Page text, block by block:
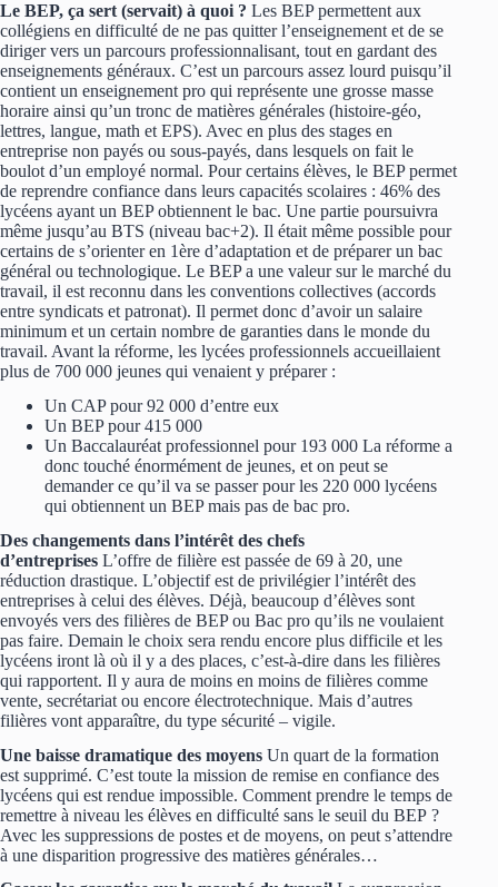
Le BEP, ça sert (servait) à quoi ? Les BEP permettent aux
collégiens en difficulté de ne pas quitter l’enseignement et de se
diriger vers un parcours professionnalisant, tout en gardant des
enseignements généraux. C’est un parcours assez lourd puisqu’il
contient un enseignement pro qui représente une grosse masse
horaire ainsi qu’un tronc de matières générales (histoire-géo,
lettres, langue, math et EPS). Avec en plus des stages en
entreprise non payés ou sous-payés, dans lesquels on fait le
boulot d’un employé normal. Pour certains élèves, le BEP permet
de reprendre confiance dans leurs capacités scolaires : 46% des
lycéens ayant un BEP obtiennent le bac. Une partie poursuivra
même jusqu’au BTS (niveau bac+2). Il était même possible pour
certains de s’orienter en 1ère d’adaptation et de préparer un bac
général ou technologique. Le BEP a une valeur sur le marché du
travail, il est reconnu dans les conventions collectives (accords
entre syndicats et patronat). Il permet donc d’avoir un salaire
minimum et un certain nombre de garanties dans le monde du
travail. Avant la réforme, les lycées professionnels accueillaient
plus de 700 000 jeunes qui venaient y préparer :
Un CAP pour 92 000 d’entre eux
Un BEP pour 415 000
Un Baccalauréat professionnel pour 193 000 La réforme a
donc touché énormément de jeunes, et on peut se
demander ce qu’il va se passer pour les 220 000 lycéens
qui obtiennent un BEP mais pas de bac pro.
Des changements dans l’intérêt des chefs
d’entreprises L’offre de filière est passée de 69 à 20, une
réduction drastique. L’objectif est de privilégier l’intérêt des
entreprises à celui des élèves. Déjà, beaucoup d’élèves sont
envoyés vers des filières de BEP ou Bac pro qu’ils ne voulaient
pas faire. Demain le choix sera rendu encore plus difficile et les
lycéens iront là où il y a des places, c’est-à-dire dans les filières
qui rapportent. Il y aura de moins en moins de filières comme
vente, secrétariat ou encore électrotechnique. Mais d’autres
filières vont apparaître, du type sécurité – vigile.
Une baisse dramatique des moyens Un quart de la formation
est supprimé. C’est toute la mission de remise en confiance des
lycéens qui est rendue impossible. Comment prendre le temps de
remettre à niveau les élèves en difficulté sans le seuil du BEP ?
Avec les suppressions de postes et de moyens, on peut s’attendre
à une disparition progressive des matières générales…